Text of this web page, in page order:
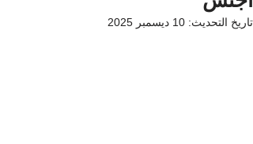
تاريخ التحديث: 10 ديسمبر 2025